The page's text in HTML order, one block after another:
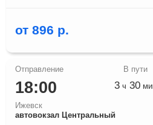
от 896 р.
18:00
Ижевск
автовокзал Центральный
3 ч 30